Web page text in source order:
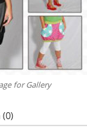
for Gallery